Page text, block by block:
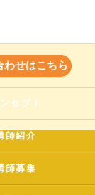
わせはこちら
セプト
師紹介
師募集